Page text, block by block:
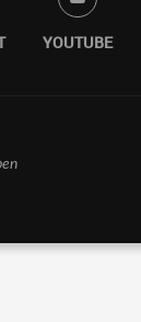
YOUTUBE